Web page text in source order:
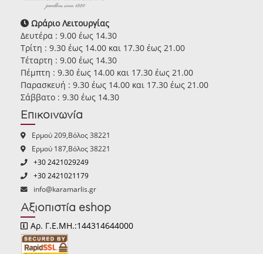
Ωράριο Λειτουργίας
Δευτέρα : 9.00 έως 14.30
Τρίτη : 9.30 έως 14.00 και 17.30 έως 21.00
Τέταρτη : 9.00 έως 14.30
Πέμπτη : 9.30 έως 14.00 και 17.30 έως 21.00
Παρασκευή : 9.30 έως 14.00 και 17.30 έως 21.00
Σάββατο : 9.30 έως 14.30
Επικοινωνία
Ερμού 209,Βόλος 38221
Ερμού 187,Βόλος 38221
+30 2421029249
+30 2421021179
info@karamarlis.gr
Αξιοπιστία eshop
Αρ. Γ.Ε.ΜΗ.:144314644000